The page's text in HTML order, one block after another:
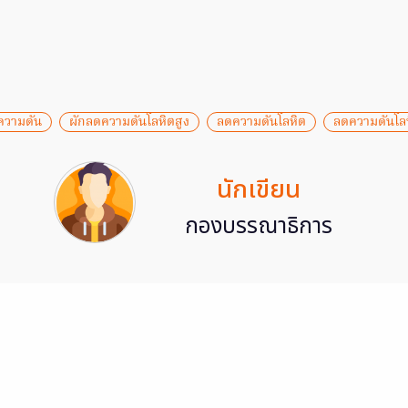
ามดัน ผักลดความดันโลหิตสูง ลดความดันโลหิต ลดความดันโ
นักเขียน
กองบรรณาธิการ